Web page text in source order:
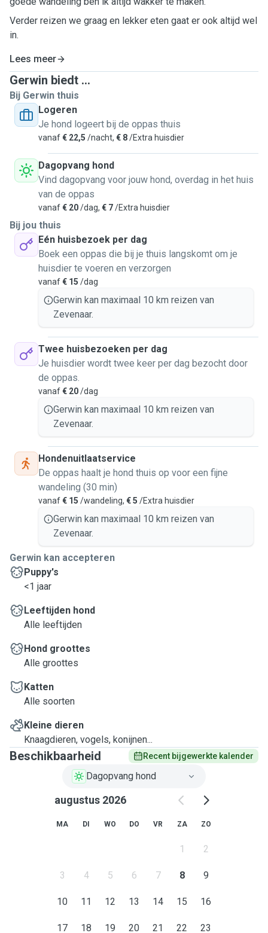
Verder reizen we graag en lekker eten gaat er ook altijd wel
in.
Lees meer
Gerwin biedt ...
Bij Gerwin thuis
Logeren
Je hond logeert bij de oppas thuis
vanaf€ 22,5 /nacht, € 8/Extra huisdier
Dagopvang hond
Vind dagopvang voor jouw hond, overdag in het huis
van de oppas
vanaf€ 20/dag, € 7/Extra huisdier
Bij jou thuis
Eén huisbezoek per dag
Boek een oppas die bij je thuis langskomt om je
huisdier te voeren en verzorgen
vanaf€ 15 /dag
Gerwin kan maximaal 10 km reizen van
Zevenaar.
Twee huisbezoeken per dag
Je huisdier wordt twee keer per dag bezocht door
de oppas.
vanaf€ 20/dag
Gerwin kan maximaal 10 km reizen van
Zevenaar.
Hondenuitlaatservice
De oppas haalt je hond thuis op voor een fijne
wandeling (30 min)
vanaf€ 15 /wandeling, € 5 /Extra huisdier
Gerwin kan maximaal 10 km reizen van
Zevenaar.
Gerwin kan accepteren
Puppy's
<1 jaar
Leeftijden hond
Alle leeftijden
Hond groottes
Alle groottes
Katten
Alle soorten
Kleine dieren
Knaagdieren, vogels, konijnen...
Beschikbaarheid Recent bijgewerkte kalender
Dagopvang hond
augustus 2026
MA DI WO DO VR ZA ZO
1 2
3 4 5 6 7 8 9
10 11 12 13 14 15 16
17 18 19 20 21 22 23